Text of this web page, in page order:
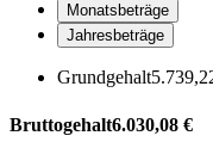
Monatsbeträge
Jahresbeträge
Grundgehalt
Bruttogehalt6.030,08 €